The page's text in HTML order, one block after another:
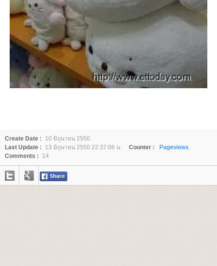
Create Date :
10 มิถุนายน 2550
Last Update :
13 มิถุนายน 2550 22:37:06 น. Counter :
Pageviews.
Comments :
14